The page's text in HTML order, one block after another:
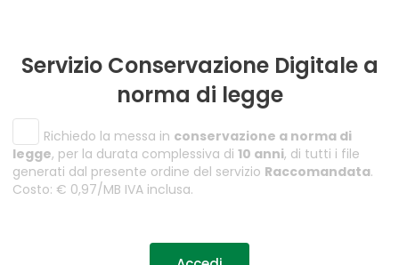
Servizio Conservazione Digitale a
norma di legge
Richiedo la messa in conservazione a norma di
legge, per la durata complessiva di 10 anni, di tutti i file
generati dal presente ordine del servizio Raccomandata.
Costo: € 0,97/MB IVA inclusa.